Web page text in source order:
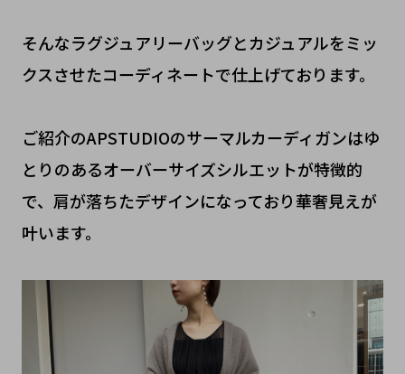
そんなラグジュアリーバッグとカジュアルをミッ
クスさせたコーディネートで仕上げております。
ご紹介のAPSTUDIOのサーマルカーディガンはゆ
とりのあるオーバーサイズシルエットが特徴的
で、肩が落ちたデザインになっており華奢見えが
叶います。